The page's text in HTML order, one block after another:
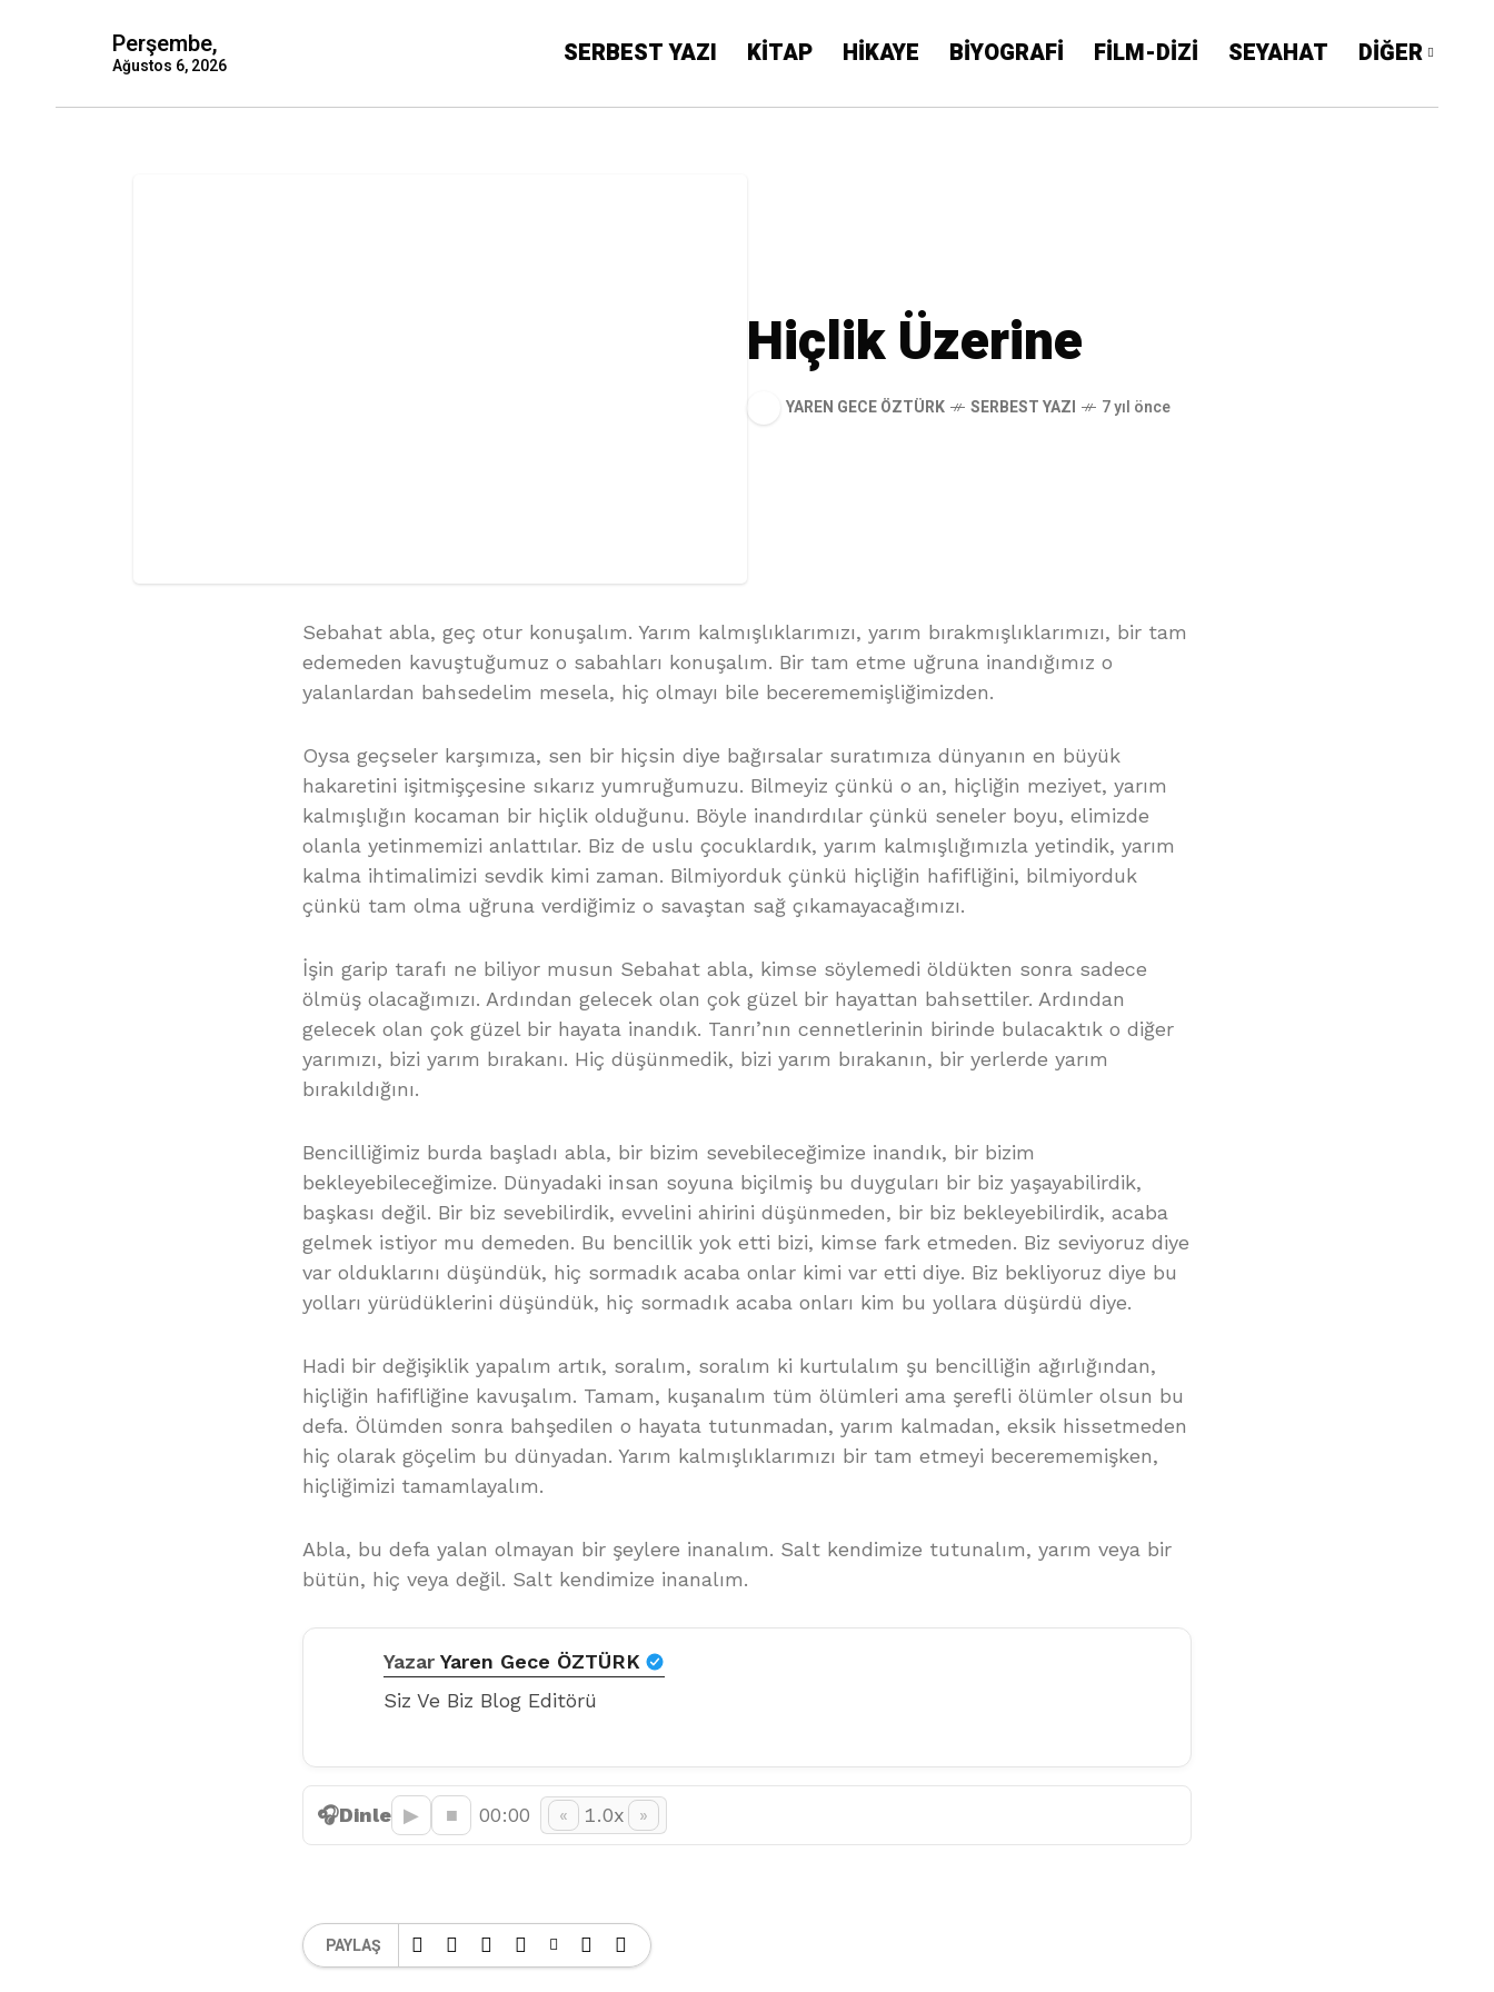
Perşembe,
Ağustos 6, 2026 SERBEST YAZI KİTAP HİKAYE BİYOGRAFİ FİLM-DİZİ SEYAHAT DİĞER
Hiçlik Üzerine
YAREN GECE ÖZTÜRK SERBEST YAZI 7 yıl önce
Sebahat abla, geç otur konuşalım. Yarım kalmışlıklarımızı, yarım bırakmışlıklarımızı, bir tam
edemeden kavuştuğumuz o sabahları konuşalım. Bir tam etme uğruna inandığımız o
yalanlardan bahsedelim mesela, hiç olmayı bile becerememişliğimizden.
Oysa geçseler karşımıza, sen bir hiçsin diye bağırsalar suratımıza dünyanın en büyük
hakaretini işitmişçesine sıkarız yumruğumuzu. Bilmeyiz çünkü o an, hiçliğin meziyet, yarım
kalmışlığın kocaman bir hiçlik olduğunu. Böyle inandırdılar çünkü seneler boyu, elimizde
olanla yetinmemizi anlattılar. Biz de uslu çocuklardık, yarım kalmışlığımızla yetindik, yarım
kalma ihtimalimizi sevdik kimi zaman. Bilmiyorduk çünkü hiçliğin hafifliğini, bilmiyorduk
çünkü tam olma uğruna verdiğimiz o savaştan sağ çıkamayacağımızı.
İşin garip tarafı ne biliyor musun Sebahat abla, kimse söylemedi öldükten sonra sadece
ölmüş olacağımızı. Ardından gelecek olan çok güzel bir hayattan bahsettiler. Ardından
gelecek olan çok güzel bir hayata inandık. Tanrı’nın cennetlerinin birinde bulacaktık o diğer
yarımızı, bizi yarım bırakanı. Hiç düşünmedik, bizi yarım bırakanın, bir yerlerde yarım
bırakıldığını.
Bencilliğimiz burda başladı abla, bir bizim sevebileceğimize inandık, bir bizim
bekleyebileceğimize. Dünyadaki insan soyuna biçilmiş bu duyguları bir biz yaşayabilirdik,
başkası değil. Bir biz sevebilirdik, evvelini ahirini düşünmeden, bir biz bekleyebilirdik, acaba
gelmek istiyor mu demeden. Bu bencillik yok etti bizi, kimse fark etmeden. Biz seviyoruz diye
var olduklarını düşündük, hiç sormadık acaba onlar kimi var etti diye. Biz bekliyoruz diye bu
yolları yürüdüklerini düşündük, hiç sormadık acaba onları kim bu yollara düşürdü diye.
Hadi bir değişiklik yapalım artık, soralım, soralım ki kurtulalım şu bencilliğin ağırlığından,
hiçliğin hafifliğine kavuşalım. Tamam, kuşanalım tüm ölümleri ama şerefli ölümler olsun bu
defa. Ölümden sonra bahşedilen o hayata tutunmadan, yarım kalmadan, eksik hissetmeden
hiç olarak göçelim bu dünyadan. Yarım kalmışlıklarımızı bir tam etmeyi becerememişken,
hiçliğimizi tamamlayalım.
Abla, bu defa yalan olmayan bir şeylere inanalım. Salt kendimize tutunalım, yarım veya bir
bütün, hiç veya değil. Salt kendimize inanalım.
Yazar Yaren Gece ÖZTÜRK
Siz Ve Biz Blog Editörü
🎧Dinle ▶︎ ■ 00:00 « 1.0x »
PAYLAŞ